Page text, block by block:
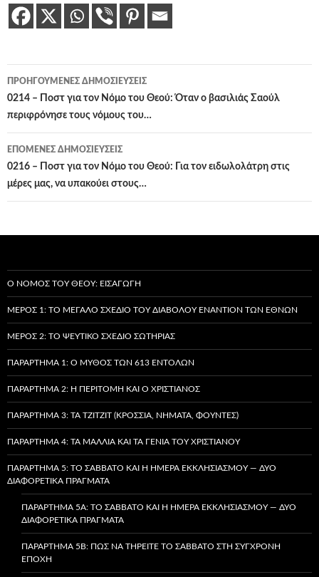
Πλοήγηση
άρθρων
ΠΡΟΗΓΟΎΜΕΝΕΣ ΔΗΜΟΣΙΕΎΣΕΙΣ
0214 – Ποστ για τον Νόμο του Θεού: Όταν ο βασιλιάς Σαούλ
περιφρόνησε τους νόμους του…
ΕΠΌΜΕΝΕΣ ΔΗΜΟΣΙΕΎΣΕΙΣ
0216 – Ποστ για τον Νόμο του Θεού: Για τον ειδωλολάτρη στις
μέρες μας, να υπακούει στους…
Ο ΝΌΜΟΣ ΤΟΥ ΘΕΟΎ: ΕΙΣΑΓΩΓΉ
ΜΈΡΟΣ 1: ΤΟ ΜΕΓΆΛΟ ΣΧΈΔΙΟ ΤΟΥ ΔΙΑΒΌΛΟΥ ΕΝΑΝΤΊΟΝ ΤΩΝ ΕΘΝΏΝ
ΜΈΡΟΣ 2: ΤΟ ΨΕΎΤΙΚΟ ΣΧΈΔΙΟ ΣΩΤΗΡΊΑΣ
ΠΑΡΆΡΤΗΜΑ 1: Ο ΜΎΘΟΣ ΤΩΝ 613 ΕΝΤΟΛΏΝ
ΠΑΡΆΡΤΗΜΑ 2: Η ΠΕΡΙΤΟΜΉ ΚΑΙ Ο ΧΡΙΣΤΙΑΝΌΣ
ΠΑΡΆΡΤΗΜΑ 3: ΤΑ TZITZIT (ΚΡΌΣΣΙΑ, ΝΉΜΑΤΑ, ΦΟΎΝΤΕΣ)
ΠΑΡΆΡΤΗΜΑ 4: ΤΑ ΜΑΛΛΙΆ ΚΑΙ ΤΑ ΓΈΝΙΑ ΤΟΥ ΧΡΙΣΤΙΑΝΟΎ
ΠΑΡΆΡΤΗΜΑ 5: ΤΟ ΣΆΒΒΑΤΟ ΚΑΙ Η ΗΜΈΡΑ ΕΚΚΛΗΣΙΑΣΜΟΎ — ΔΎΟ
ΔΙΑΦΟΡΕΤΙΚΆ ΠΡΆΓΜΑΤΑ
ΠΑΡΆΡΤΗΜΑ 5A: ΤΟ ΣΆΒΒΑΤΟ ΚΑΙ Η ΗΜΈΡΑ ΕΚΚΛΗΣΙΑΣΜΟΎ — ΔΎΟ
ΔΙΑΦΟΡΕΤΙΚΆ ΠΡΆΓΜΑΤΑ
ΠΑΡΆΡΤΗΜΑ 5B: ΠΏΣ ΝΑ ΤΗΡΕΊΤΕ ΤΟ ΣΆΒΒΑΤΟ ΣΤΗ ΣΎΓΧΡΟΝΗ
ΕΠΟΧΉ